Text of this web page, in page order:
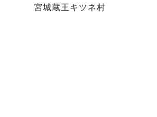
宮城蔵王キツネ村